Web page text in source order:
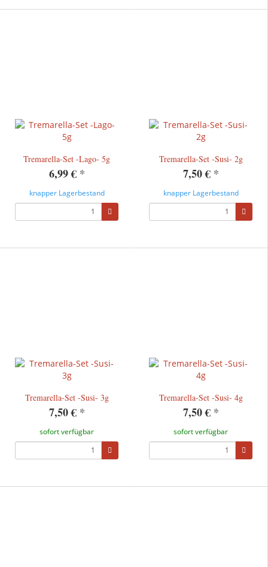
Tremarella-Set -Lago- 5g
6,99 € *
knapper Lagerbestand
Tremarella-Set -Susi- 2g
7,50 € *
knapper Lagerbestand
Tremarella-Set -Susi- 3g
7,50 € *
sofort verfügbar
Tremarella-Set -Susi- 4g
7,50 € *
sofort verfügbar